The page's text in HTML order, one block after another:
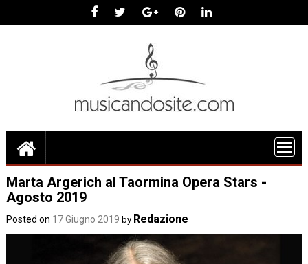
Marta Argerich al Taormina Opera Stars -
Agosto 2019
Posted on 17 Giugno 2019 by Redazione